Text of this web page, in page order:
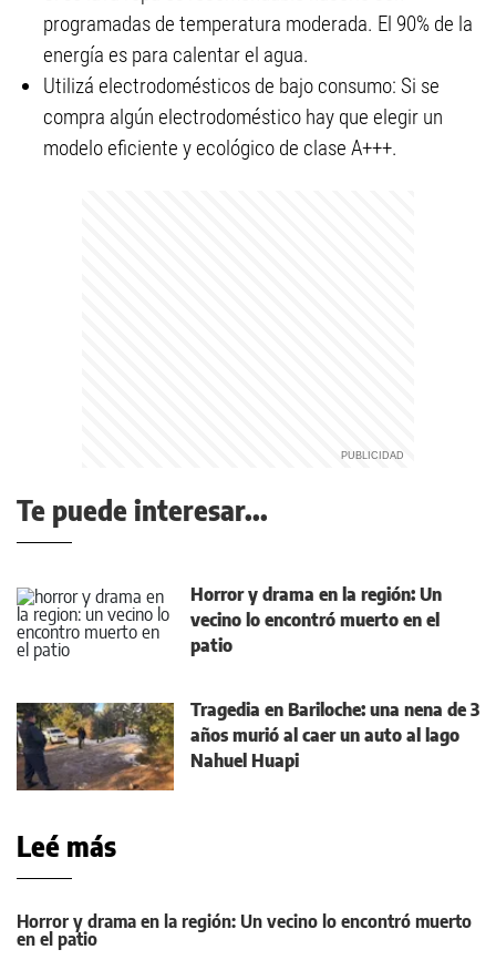
programadas de temperatura moderada. El 90% de la
energía es para calentar el agua.
Utilizá electrodomésticos de bajo consumo: Si se
compra algún electrodoméstico hay que elegir un
modelo eficiente y ecológico de clase A+++.
Te puede interesar...
Horror y drama en la región: Un
vecino lo encontró muerto en el
patio
Tragedia en Bariloche: una nena de 3
años murió al caer un auto al lago
Nahuel Huapi
Leé más
Horror y drama en la región: Un vecino lo encontró muerto
en el patio